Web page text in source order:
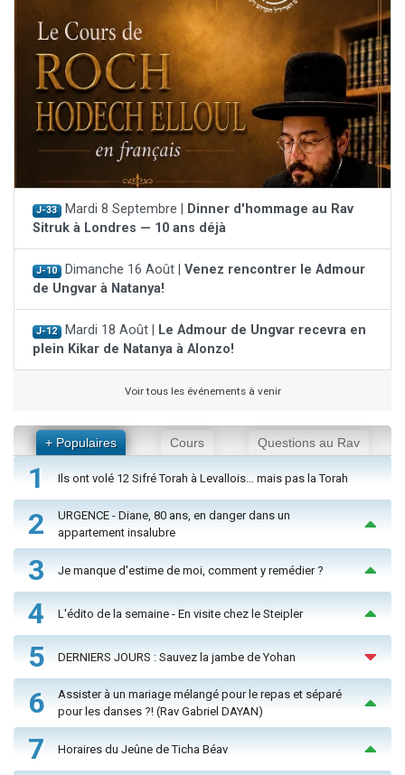
J-33 Mardi 8 Septembre | Dinner d'hommage au Rav
Sitruk à Londres — 10 ans déjà
J-10 Dimanche 16 Août | Venez rencontrer le Admour
de Ungvar à Natanya!
J-12 Mardi 18 Août | Le Admour de Ungvar recevra en
plein Kikar de Natanya à Alonzo!
Voir tous les événements à venir
+ Populaires Cours Questions au Rav
1 Ils ont volé 12 Sifré Torah à Levallois… mais pas la Torah
2
URGENCE - Diane, 80 ans, en danger dans un
appartement insalubre
3 Je manque d'estime de moi, comment y remédier ?
4 L'édito de la semaine - En visite chez le Steipler
5 DERNIERS JOURS : Sauvez la jambe de Yohan
6
Assister à un mariage mélangé pour le repas et séparé
pour les danses ?! (Rav Gabriel DAYAN)
7 Horaires du Jeûne de Ticha Béav